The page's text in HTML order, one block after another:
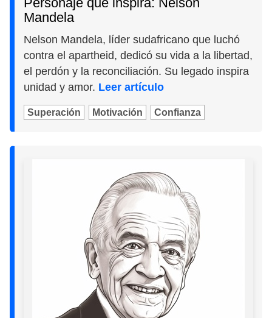
Mandela
Nelson Mandela, líder sudafricano que luchó
contra el apartheid, dedicó su vida a la libertad,
el perdón y la reconciliación. Su legado inspira
unidad y amor. Leer artículo
Superación Motivación Confianza